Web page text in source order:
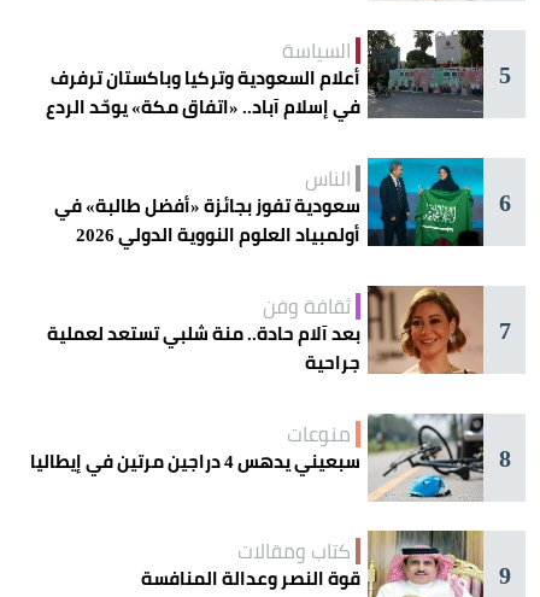
5
السياسة
أعلام السعودية وتركيا وباكستان ترفرف
في إسلام آباد.. «اتفاق مكة» يوحّد الردع
6
الناس
سعودية تفوز بجائزة «أفضل طالبة» في
أولمبياد العلوم النووية الدولي 2026
7
ثقافة وفن
بعد آلام حادة.. منة شلبي تستعد لعملية
جراحية
8
منوعات
سبعيني يدهس 4 دراجين مرتين في إيطاليا
9
كتاب ومقالات
قوة النصر وعدالة المنافسة